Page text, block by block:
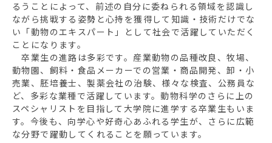
るうことによって、前述の自分に委ねられる領域を認識し
ながら挑戦する姿勢と心持を獲得して知識・技術だけでな
い「動物のエキスパート」として社会で活躍していただく
ことになります。
卒業生の進路は多彩です。産業動物の品種改良、牧場、
動物園、飼料・食品メーカーでの営業・商品開発、卸・小
売業、胚培養士、製薬会社の治験、様々な検査、公務員な
ど、多彩な業種で活躍しています。動物科学のさらに上の
スペシャリストを目指して大学院に進学する卒業生もいま
す。今後も、向学心や好奇心あふれる学生が、さらに広範
な分野で躍動してくれることを願っています。